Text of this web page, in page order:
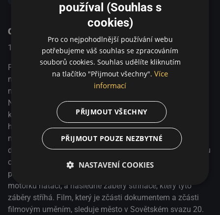
záběry kameramana, který motorku natáčí, a následně
záběry střihače, který tyto záběry stříhá. Film, který je zčásti
dokumentem a zčásti filmovým uměním, sleduje město v
Sovětském svazu 20. let 20. stoletní v průběhu celého dne,
od rána do večera. Film režírovaný Dzigou Vertovem, s
řadou složitých a novátorských kamerových záběrů,
zachycuje scény běžného každodenního života v Rusku.
Vertov oslavuje modernost města s jeho rozlehlými
budovami, hustým osídlením a rušným průmyslem. Ačkoli
ve filmu nejsou žádné titulky ani vyprávění, Vertov přesto
přirozeně zprostředkovává zázraky moderního města.
O pořadu
1929 Soviet Union Dobrodružný / Experimentální
Film bez příběhu a herců sleduje muže cestujícího po
městě s kamerou přehozenou přes rameno a dokumentuje
městský život s oslňující invencí.
Na začátku filmu Muž s filmovou kamerou vyleze
kameraman z „hlavy“ kamery. Film pak diváka vezme na
humornou, kaleidoskopickou projížďku po sovětských
městech a zároveň ukazuje paralely mezi filmařem a
dělníkem v továrně a odhaluje proces vzniku filmu. V jednu
chvíli nám Vertov představí muže jedoucího na motorce a
pak nám překvapivě ukáže záběry kameramana, který
motorku natáčí, a následně záběry střihače, který tyto
záběry stříhá. Film, který je zčásti dokumentem a zčásti
filmovým uměním, sleduje město v Sovětském svazu 20.
používal (Souhlas s
cookies)
Pro co nejpohodlnější používání webu
potřebujeme váš souhlas se zpracováním
souborů cookies. Souhlas udělíte kliknutím
na tlačítko "Přijmout všechny". Více
informací
PŘIJMOUT VŠECHNY
PŘIJMOUT POUZE NEZBYTNÉ
NASTAVENÍ COOKIES